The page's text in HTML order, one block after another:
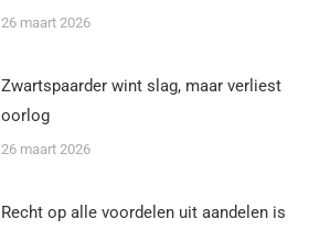
26 maart 2026
Zwartspaarder wint slag, maar verliest
oorlog
26 maart 2026
Recht op alle voordelen uit aandelen is